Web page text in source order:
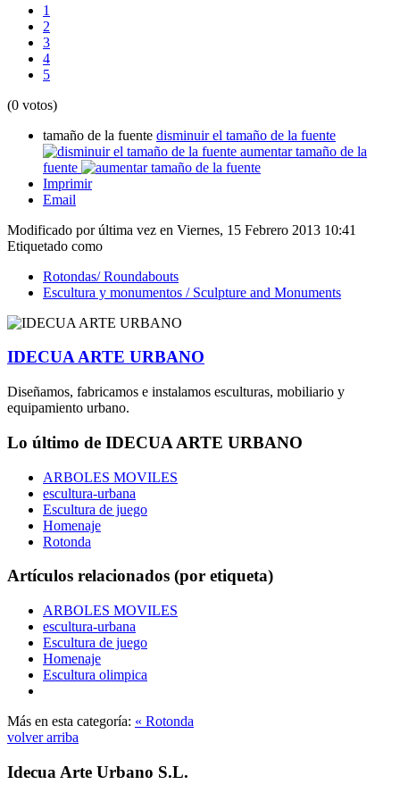
1
2
3
4
5
(0 votos)
tamaño de la fuente disminuir el tamaño de la fuente
aumentar tamaño de la
fuente
Imprimir
Email
Modificado por última vez en Viernes, 15 Febrero 2013 10:41
Etiquetado como
Rotondas/ Roundabouts
Escultura y monumentos / Sculpture and Monuments
IDECUA ARTE URBANO
Diseñamos, fabricamos e instalamos esculturas, mobiliario y
equipamiento urbano.
Lo último de IDECUA ARTE URBANO
ARBOLES MOVILES
escultura-urbana
Escultura de juego
Homenaje
Rotonda
Artículos relacionados (por etiqueta)
ARBOLES MOVILES
escultura-urbana
Escultura de juego
Homenaje
Escultura olimpica
Más en esta categoría: « Rotonda
volver arriba
Idecua Arte Urbano S.L.